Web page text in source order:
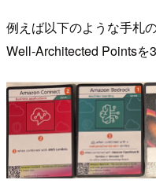
例えば以下のような手札
Well-Architected Pointsを